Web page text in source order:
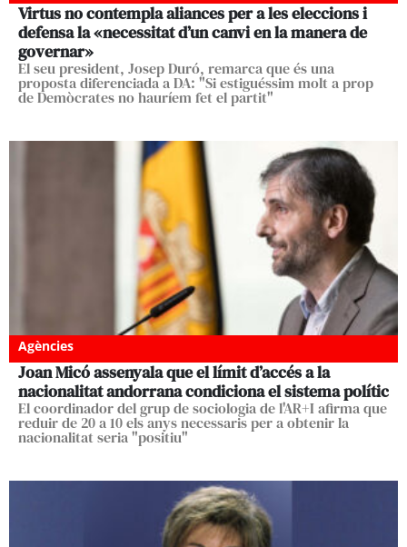
Virtus no contempla aliances per a les eleccions i
defensa la «necessitat d’un canvi en la manera de
governar»
El seu president, Josep Duró, remarca que és una
proposta diferenciada a DA: "Si estiguéssim molt a prop
de Demòcrates no hauríem fet el partit"
Agències
Joan Micó assenyala que el límit d’accés a la
nacionalitat andorrana condiciona el sistema polític
El coordinador del grup de sociologia de l'AR+I afirma que
reduir de 20 a 10 els anys necessaris per a obtenir la
nacionalitat seria "positiu"